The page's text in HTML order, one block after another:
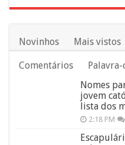
Novinhos Mais vistos
Comentários
Palavra-
Nomes
jovem
lista dos
2:18 PM